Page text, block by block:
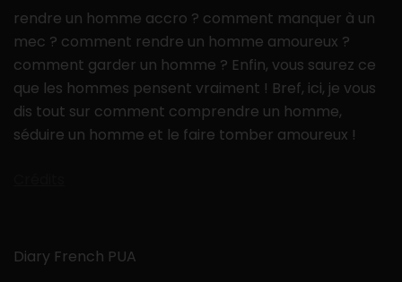
rendre un homme accro ? comment manquer à un
mec ? comment rendre un homme amoureux ?
comment garder un homme ? Enfin, vous saurez ce
que les hommes pensent vraiment ! Bref, ici, je vous
dis tout sur comment comprendre un homme,
séduire un homme et le faire tomber amoureux !
Diary French PUA